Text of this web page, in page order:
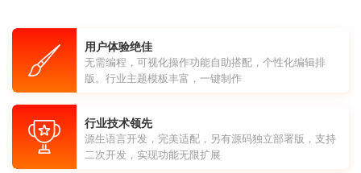
用户体验绝佳
无需编程，可视化操作功能自助搭配，个性化编辑排
版。行业主题模板丰富，一键制作
行业技术领先
源生语言开发，完美适配，另有源码独立部署版，支持
二次开发，实现功能无限扩展